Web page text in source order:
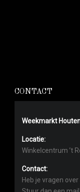
CONTACT
Weekmarkt
Locatie:
Winkelcentrum ’t
Contact:
Heb je vragen